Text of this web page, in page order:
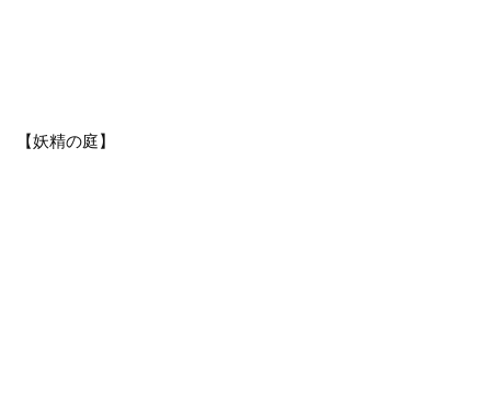
【妖精の庭】